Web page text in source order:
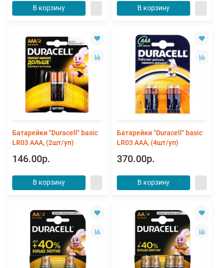
В корзину В корзину
Батарейки "Duracell" basic
LR03 ААА, (2шт/уп)
146.00р.
В корзину
Батарейки "Duracell" basic
LR03 ААА, (4шт/уп)
370.00р.
В корзину